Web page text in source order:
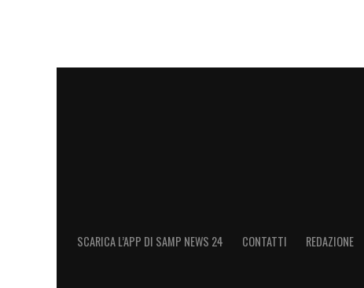
SCARICA L’APP DI SAMP NEWS 24 CONTATTI REDAZIONE